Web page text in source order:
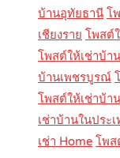
บ้านอุทัยธานี โ
เชียงราย โพสต์
โพสต์ให้เช่าบ้า
บ้านเพชรบูรณ์
โพสต์ให้เช่าบ้า
เช่าบ้านในประ
เช่า Home โพส